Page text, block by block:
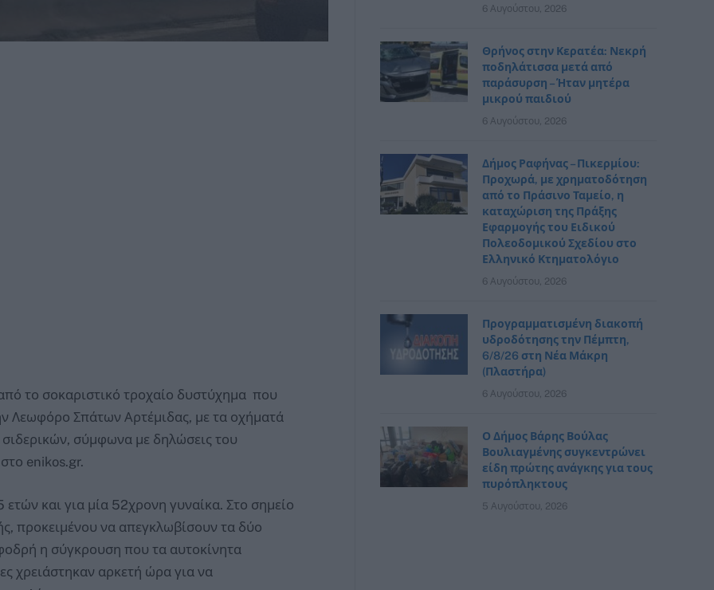
το σοκαριστικό τροχαίο δυστύχημα που
Λεωφόρο Σπάτων Αρτέμιδας, με τα οχήματά
σύμφωνα με δηλώσεις του
enikos.gr.
και για μία 52χρονη γυναίκα. Στο σημείο
προκειμένου να απεγκλωβίσουν τα δύο
η σύγκρουση που τα αυτοκίνητα
χρειάστηκαν αρκετή ώρα για να
6 Αυγούστου, 2026
Θρήνος στην Κερατέα: Νεκρή
ποδηλάτισσα μετά από
παράσυρση – Ήταν μητέρα
μικρού παιδιού
6 Αυγούστου, 2026
Δήμος Ραφήνας – Πικερμίου:
Προχωρά, με χρηματοδότηση
από το Πράσινο Ταμείο, η
καταχώριση της Πράξης
Εφαρμογής του Ειδικού
Πολεοδομικού Σχεδίου στο
Ελληνικό Κτηματολόγιο
6 Αυγούστου, 2026
Προγραμματισμένη διακοπή
υδροδότησης την Πέμπτη,
6/8/26 στη Νέα Μάκρη
(Πλαστήρα)
6 Αυγούστου, 2026
Ο Δήμος Βάρης Βούλας
Βουλιαγμένης συγκεντρώνει
είδη πρώτης ανάγκης για τους
πυρόπληκτους
5 Αυγούστου, 2026